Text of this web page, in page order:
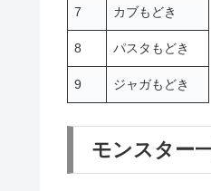
7 カブもどき
8 パスタもどき
9 ジャガもどき
モンスター